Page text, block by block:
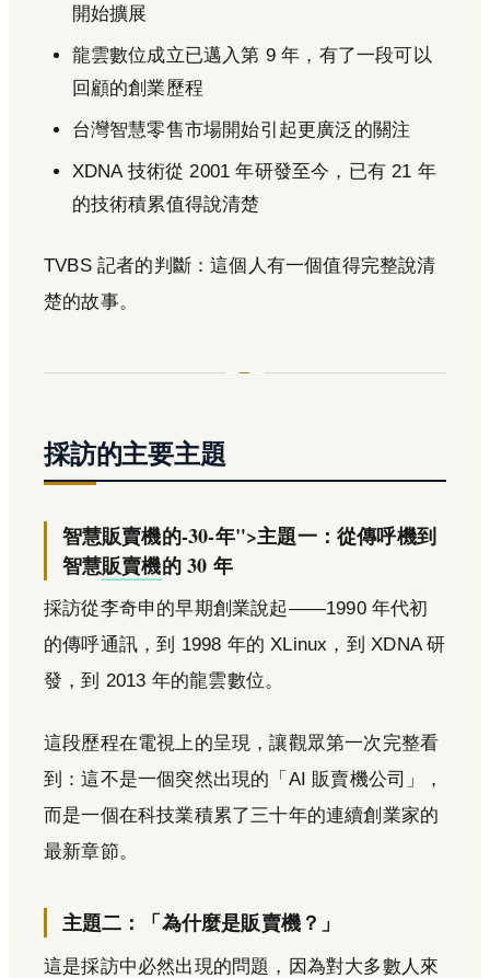
開始擴展
龍雲數位成立已邁入第 9 年，有了一段可以
回顧的創業歷程
台灣智慧零售市場開始引起更廣泛的關注
XDNA 技術從 2001 年研發至今，已有 21 年
的技術積累值得說清楚
TVBS 記者的判斷：這個人有一個值得完整說清
楚的故事。
採訪的主要主題
智慧販賣機的-30-年">主題一：從傳呼機到
智慧販賣機的 30 年
採訪從李奇申的早期創業說起——1990 年代初
的傳呼通訊，到 1998 年的 XLinux，到 XDNA 研
發，到 2013 年的龍雲數位。
這段歷程在電視上的呈現，讓觀眾第一次完整看
到：這不是一個突然出現的「AI 販賣機公司」，
而是一個在科技業積累了三十年的連續創業家的
最新章節。
主題二：「為什麼是販賣機？」
這是採訪中必然出現的問題，因為對大多數人來